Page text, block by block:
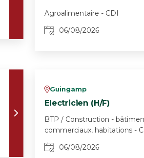
Agroalimentaire - CDI
06/08/2026
vGuingamp
Electricien (H/F)
BTP / Construction -
commerciaux, habitations -
06/08/2026